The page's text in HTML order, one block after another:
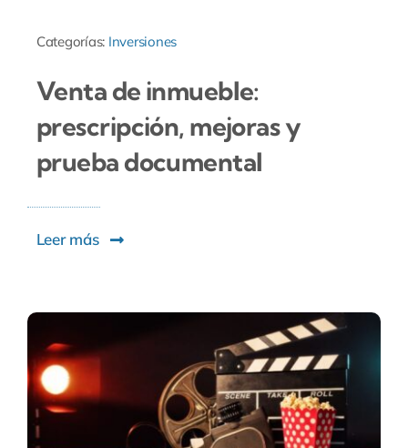
Categorías: Inversiones
Venta de inmueble:
prescripción, mejoras y
prueba documental
Leer más